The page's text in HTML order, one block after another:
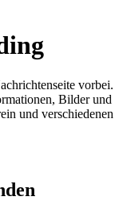
vorbei.
Bilder und
und verschiedenen